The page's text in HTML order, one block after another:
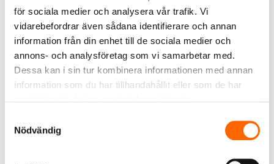
för sociala medier och analysera vår trafik. Vi
vidarebefordrar även sådana identifierare och annan
information från din enhet till de sociala medier och
annons- och analysföretag som vi samarbetar med.
Dessa kan i sin tur kombinera informationen med annan
information som du har tillhandahållit eller som de har
Nödvändig
ingen har varit riktigt bra. Därför har…
Läs mer »
NYHETER